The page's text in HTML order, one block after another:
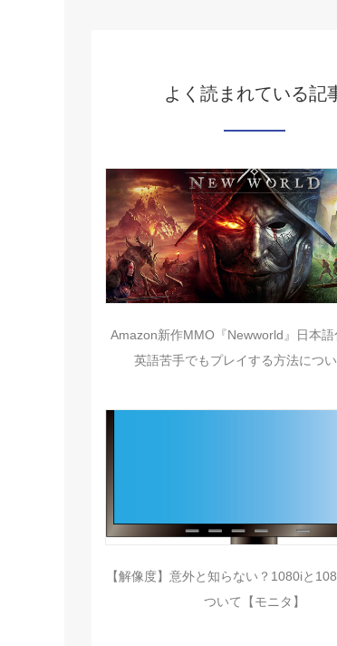
よく読まれている記
Amazon新作MMO『Newworld』日本語
英語苦手でもプレイする方法につ
【解像度】意外と知らない？1080iと
ついて【モニタ】